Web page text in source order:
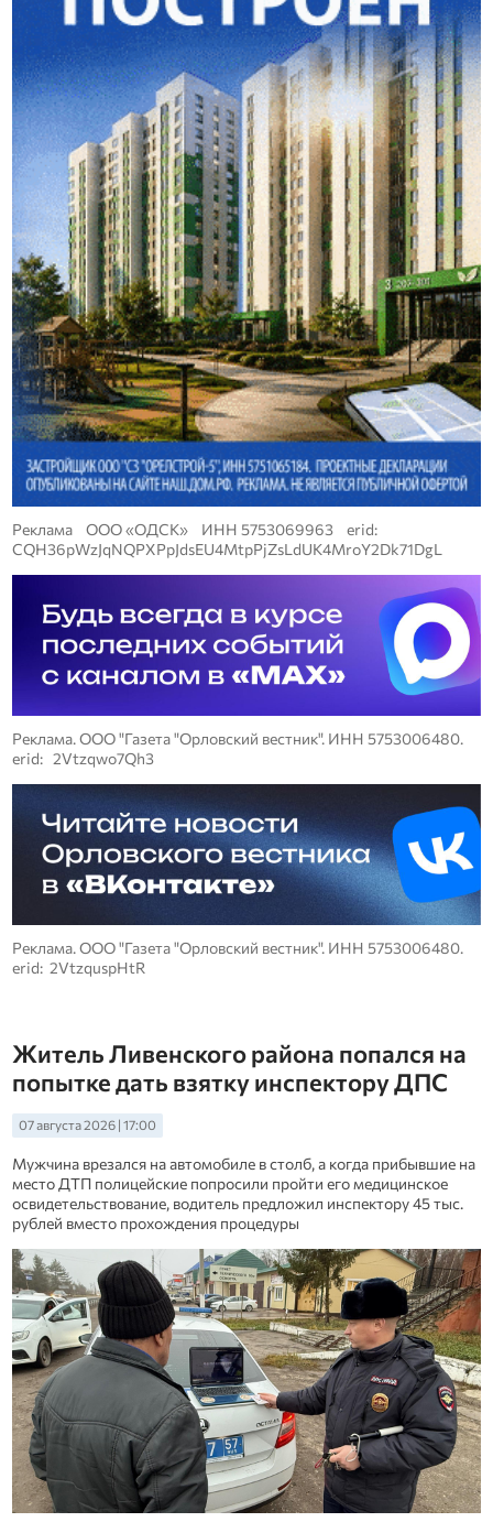
Реклама ООО «ОДСК» ИНН 5753069963 erid:
CQH36pWzJqNQPXPpJdsEU4MtpPjZsLdUK4MroY2Dk71DgL
Реклама. ООО "Газета "Орловский вестник". ИНН 5753006480.
erid: 2Vtzqwo7Qh3
Реклама. ООО "Газета "Орловский вестник". ИНН 5753006480.
erid: 2VtzquspHtR
Житель Ливенского района попался на
попытке дать взятку инспектору ДПС
07 августа 2026 | 17:00
Мужчина врезался на автомобиле в столб, а когда прибывшие на
место ДТП полицейские попросили пройти его медицинское
освидетельствование, водитель предложил инспектору 45 тыс.
рублей вместо прохождения процедуры